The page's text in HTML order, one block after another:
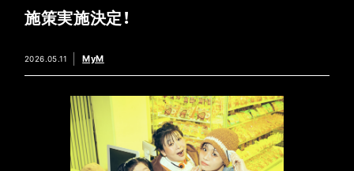
施策実施決定！
2026.05.11 MyM